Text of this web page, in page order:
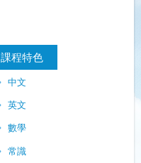
課程特色
中文
英文
數學
常識